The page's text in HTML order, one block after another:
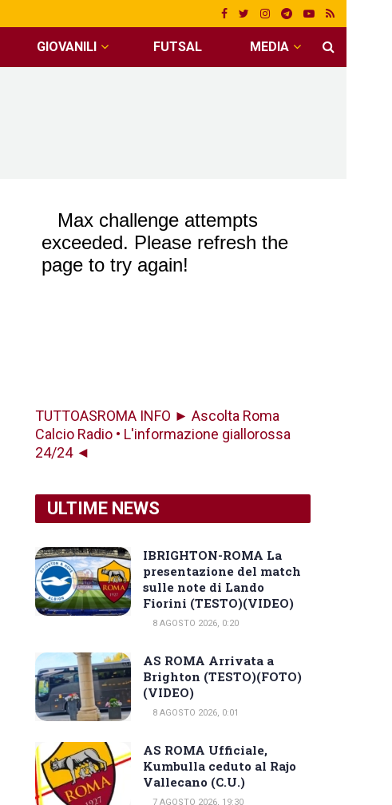
GIOVANILI FUTSAL MEDIA
TUTTOASROMA INFO ► Ascolta Roma
Calcio Radio • L'informazione giallorossa
24/24 ◄
ULTIME NEWS
IBRIGHTON-ROMA La
presentazione del match
sulle note di Lando
Fiorini (TESTO)(VIDEO)
8 AGOSTO 2026, 0:20
AS ROMA Arrivata a
Brighton (TESTO)(FOTO)
(VIDEO)
8 AGOSTO 2026, 0:01
AS ROMA Ufficiale,
Kumbulla ceduto al Rajo
Vallecano (C.U.)
7 AGOSTO 2026, 19:30